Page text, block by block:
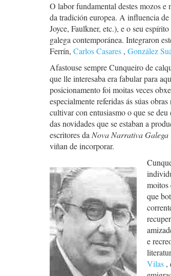
O labor fundamental destes mozos e
da tradición europea. A influencia
Joyce, Faulkner, etc.), e o seu
galega contemporánea. Integraron
Ferrín, Carlos Casares , González
Afastouse sempre Cunqueiro de
que lle interesaba era fabular para
posicionamento foi moitas veces
especialmente referidas ás súas
cultivar con entusiasmo o que se deu
das novidades que se estaban a
escritores da Nova Narrativa Galega
viñan de incorporar.
moitos
que
e
Vilas ,